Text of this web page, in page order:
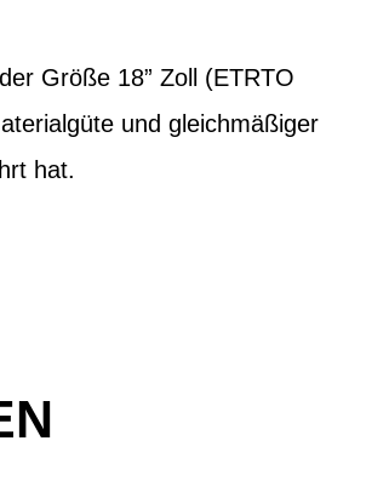
Größe 18” Zoll (ETRTO
und gleichmäßiger
hat.